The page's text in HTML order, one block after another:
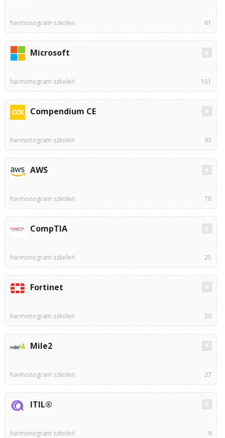
harmonogram szkoleń 61
Microsoft
harmonogram szkoleń 151
Compendium CE
harmonogram szkoleń 93
AWS
harmonogram szkoleń 78
CompTIA
harmonogram szkoleń 25
Fortinet
harmonogram szkoleń 20
Mile2
harmonogram szkoleń 27
ITIL®
harmonogram szkoleń 9